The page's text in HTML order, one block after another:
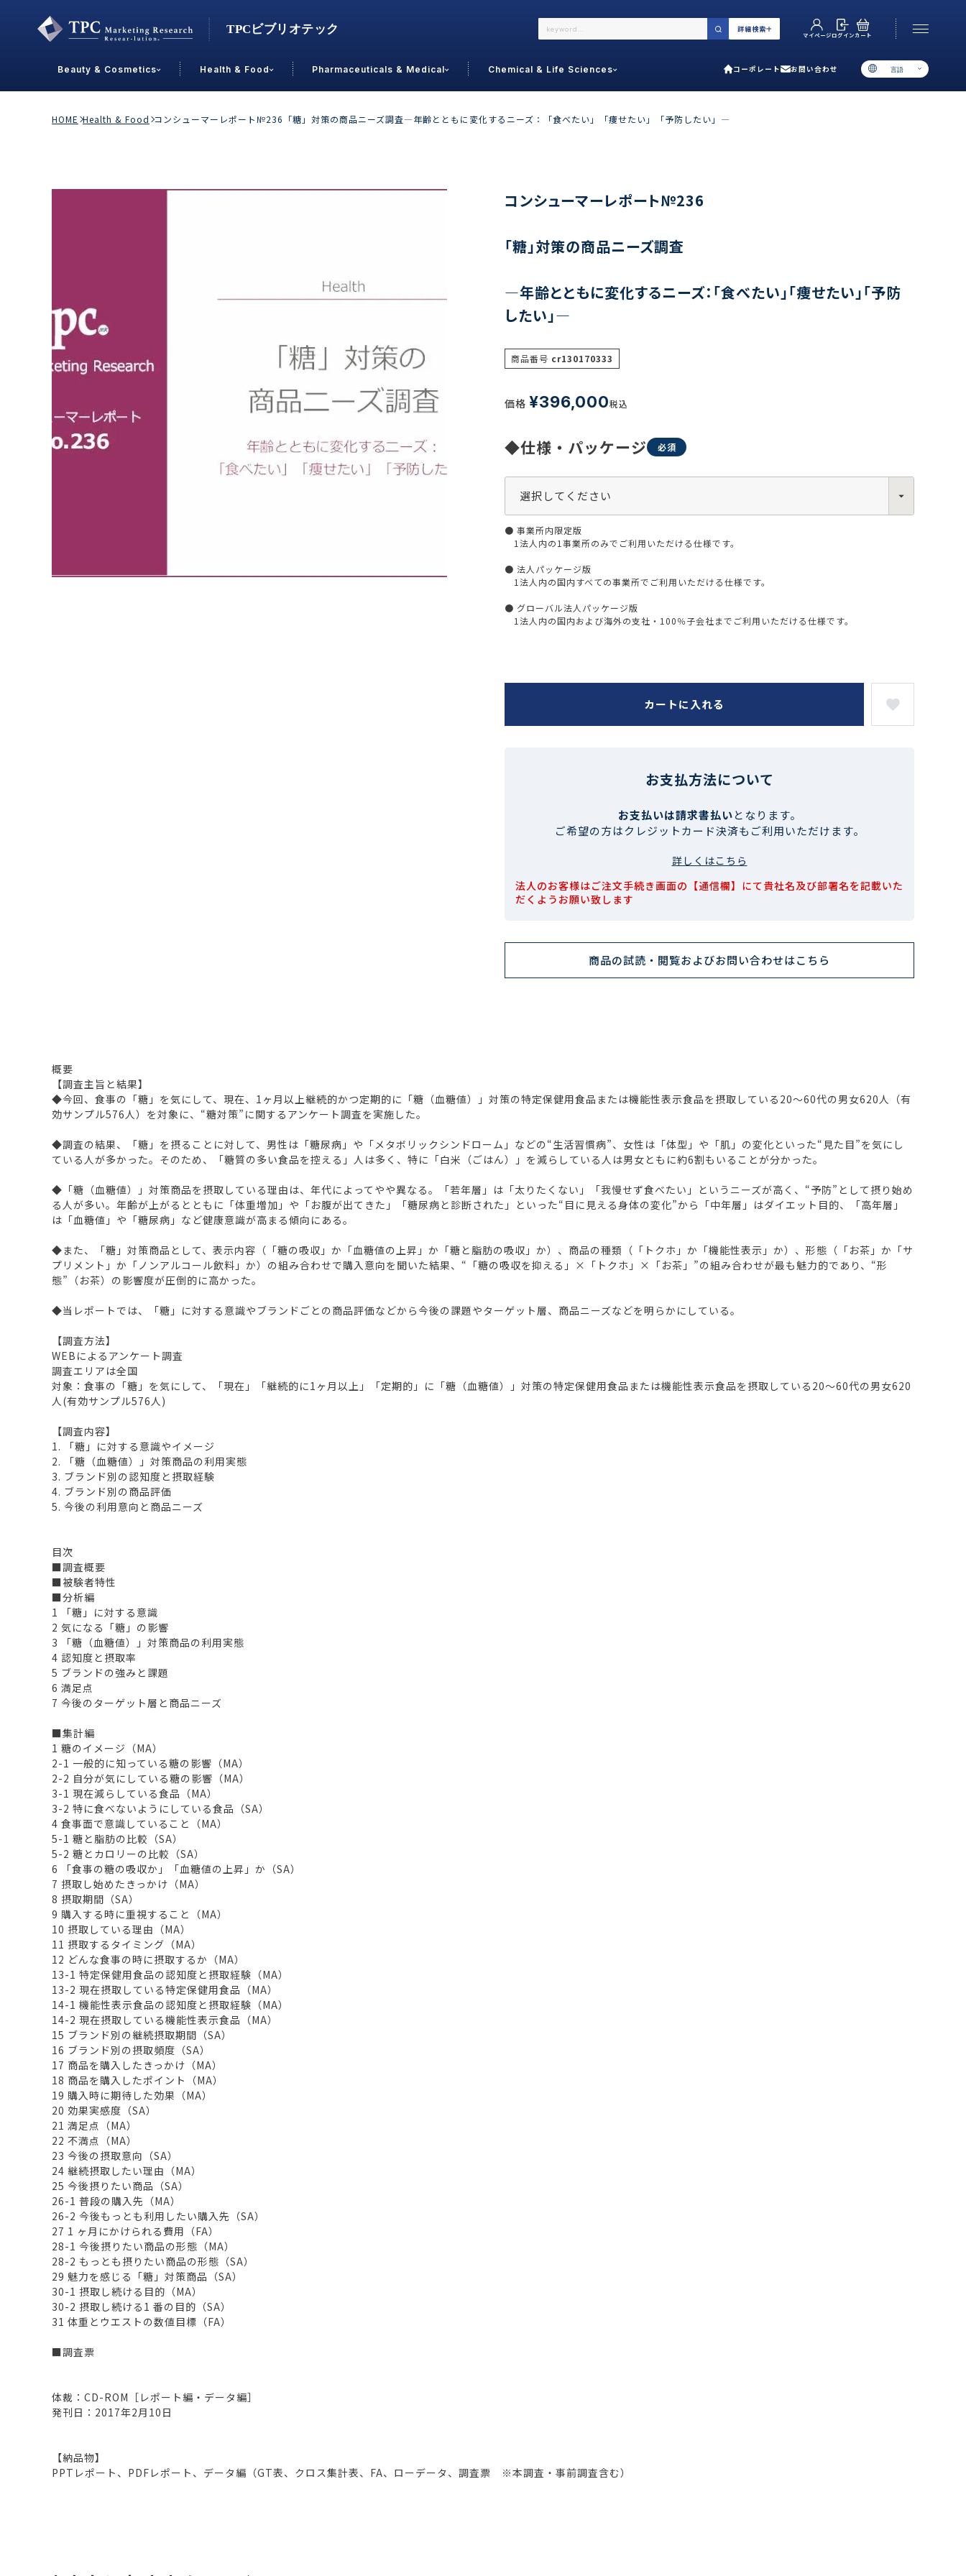
詳細検索
マイページログインカート
Beauty & Cosmetics Health & Food Pharmaceuticals & Medical Chemical & Life Sciences コーポレート お問い合わせ 言語
業界で選ぶ カテゴリで選ぶ
リセット 検索する
Contact Us
OEM
原料・素材
通販
美容室・サロン
海外
ＰＢＦ
R&D
海外
女性・フェムケア
機能性原料・素材
その他
Pharmaceuticals & Medical
ドクター調査
モダリティ
がん
精神神経
Chemical & Life Sciences
ファイン・スペシャリティ・原料
プラスチック・容器・包装材
自動車
ライフサイエンス
CDMO
ご利用ガイド
お問い合わせ
〒550-0013
HOME Health & Food コンシューマーレポート№236「糖」対策の商品ニーズ調査―年齢とともに変化するニーズ：「食べたい」「痩せたい」「予防したい」―
コンシューマーレポート№236
「糖」対策の商品ニーズ調査
―年齢とともに変化するニーズ：「食べたい」「痩せたい」「予防
したい」―
商品番号 cr130170333
価格 ¥396,000税込
◆仕様・パッケージ
● 事業所内限定版
1法人内の1事業所のみでご利用いただける仕様です。
● 法人パッケージ版
1法人内の国内すべての事業所でご利用いただける仕様です。
● グローバル法人パッケージ版
1法人内の国内および海外の支社・100％子会社までご利用いただける仕様です。
カートに入れる
お支払方法について
お支払いは請求書払いとなります。
ご希望の方はクレジットカード決済もご利用いただけます。
詳しくはこちら
法人のお客様はご注文手続き画面の【通信欄】にて貴社名及び部署名を記載いた
だくようお願い致します
商品の試読・閲覧およびお問い合わせはこちら
概要
【調査主旨と結果】
◆今回、食事の「糖」を気にして、現在、1ヶ月以上継続的かつ定期的に「糖（血糖値）」対策の特定保健用食品または機能性表示食品を摂取している20～60代の男女620人（有
効サンプル576人）を対象に、“糖対策”に関するアンケート調査を実施した。
◆調査の結果、「糖」を摂ることに対して、男性は「糖尿病」や「メタボリックシンドローム」などの“生活習慣病”、女性は「体型」や「肌」の変化といった“見た目”を気にし
ている人が多かった。そのため、「糖質の多い食品を控える」人は多く、特に「白米（ごはん）」を減らしている人は男女ともに約6割もいることが分かった。
◆「糖（血糖値）」対策商品を摂取している理由は、年代によってやや異なる。「若年層」は「太りたくない」「我慢せず食べたい」というニーズが高く、“予防”として摂り始め
る人が多い。年齢が上がるとともに「体重増加」や「お腹が出てきた」「糖尿病と診断された」といった“目に見える身体の変化”から「中年層」はダイエット目的、「高年層」
は「血糖値」や「糖尿病」など健康意識が高まる傾向にある。
◆また、「糖」対策商品として、表示内容（「糖の吸収」か「血糖値の上昇」か「糖と脂肪の吸収」か）、商品の種類（「トクホ」か「機能性表示」か）、形態（「お茶」か「サ
プリメント」か「ノンアルコール飲料」か）の組み合わせで購入意向を聞いた結果、“「糖の吸収を抑える」×「トクホ」×「お茶」”の組み合わせが最も魅力的であり、“形
態”（お茶）の影響度が圧倒的に高かった。
◆当レポートでは、「糖」に対する意識やブランドごとの商品評価などから今後の課題やターゲット層、商品ニーズなどを明らかにしている。
【調査方法】
WEBによるアンケート調査
調査エリアは全国
対象：食事の「糖」を気にして、「現在」「継続的に1ヶ月以上」「定期的」に「糖（血糖値）」対策の特定保健用食品または機能性表示食品を摂取している20～60代の男女620
人(有効サンプル576人)
【調査内容】
1. 「糖」に対する意識やイメージ
2. 「糖（血糖値）」対策商品の利用実態
3. ブランド別の認知度と摂取経験
4. ブランド別の商品評価
5. 今後の利用意向と商品ニーズ
目次
■調査概要
■被験者特性
■分析編
1 「糖」に対する意識
2 気になる「糖」の影響
3 「糖（血糖値）」対策商品の利用実態
4 認知度と摂取率
5 ブランドの強みと課題
6 満足点
7 今後のターゲット層と商品ニーズ
■集計編
1 糖のイメージ（MA）
2-1 一般的に知っている糖の影響（MA）
2-2 自分が気にしている糖の影響（MA）
3-1 現在減らしている食品（MA）
3-2 特に食べないようにしている食品（SA）
4 食事面で意識していること（MA）
5-1 糖と脂肪の比較（SA）
5-2 糖とカロリーの比較（SA）
6 「食事の糖の吸収か」「血糖値の上昇」か（SA）
7 摂取し始めたきっかけ（MA）
8 摂取期間（SA）
9 購入する時に重視すること（MA）
10 摂取している理由（MA）
11 摂取するタイミング（MA）
12 どんな食事の時に摂取するか（MA）
13-1 特定保健用食品の認知度と摂取経験（MA）
13-2 現在摂取している特定保健用食品（MA）
14-1 機能性表示食品の認知度と摂取経験（MA）
14-2 現在摂取している機能性表示食品（MA）
15 ブランド別の継続摂取期間（SA）
16 ブランド別の摂取頻度（SA）
17 商品を購入したきっかけ（MA）
18 商品を購入したポイント（MA）
19 購入時に期待した効果（MA）
20 効果実感度（SA）
21 満足点（MA）
22 不満点（MA）
23 今後の摂取意向（SA）
24 継続摂取したい理由（MA）
25 今後摂りたい商品（SA）
26-1 普段の購入先（MA）
26-2 今後もっとも利用したい購入先（SA）
27 1 ヶ月にかけられる費用（FA）
28-1 今後摂りたい商品の形態（MA）
28-2 もっとも摂りたい商品の形態（SA）
29 魅力を感じる「糖」対策商品（SA）
30-1 摂取し続ける目的（MA）
30-2 摂取し続ける1 番の目的（SA）
31 体重とウエストの数値目標（FA）
■調査票
体裁：CD-ROM［レポート編・データ編］
発刊日：2017年2月10日
【納品物】
PPTレポート、PDFレポート、データ編（GT表、クロス集計表、FA、ローデータ、調査票 ※本調査・事前調査含む）